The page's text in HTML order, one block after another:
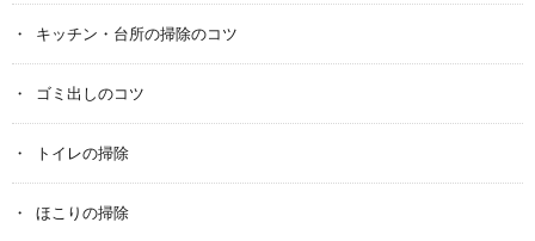
キッチン・台所の掃除のコツ
ゴミ出しのコツ
トイレの掃除
ほこりの掃除